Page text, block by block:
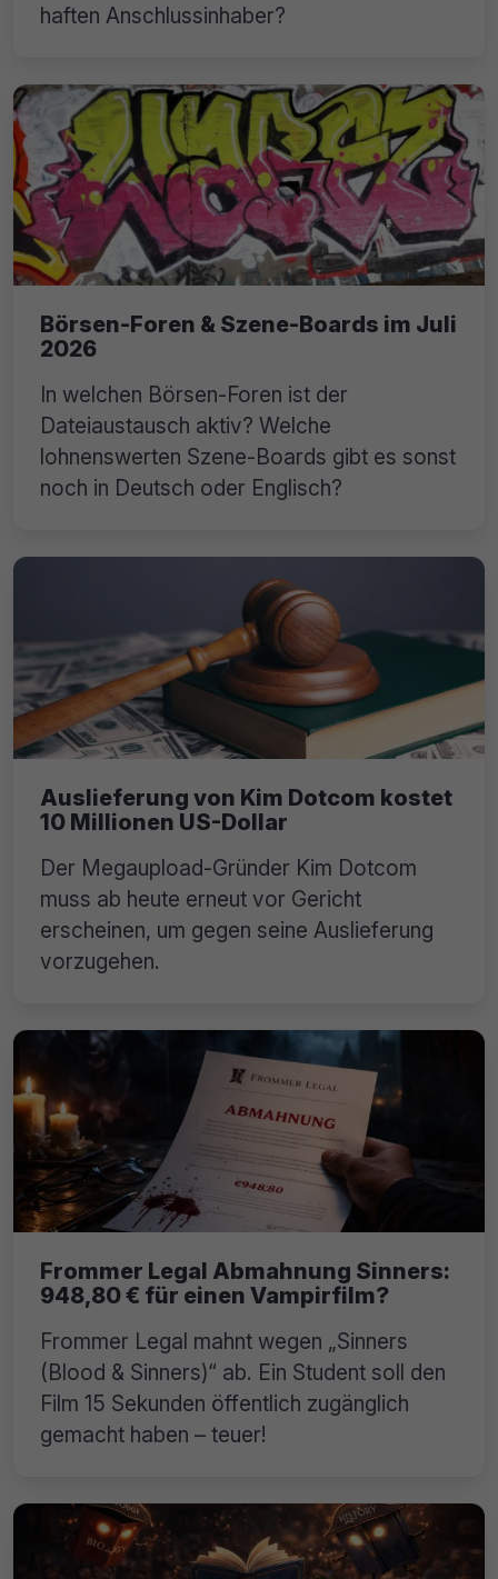
haften Anschlussinhaber?
Börsen-Foren & Szene-Boards im Juli
2026
In welchen Börsen-Foren ist der
Dateiaustausch aktiv? Welche
lohnenswerten Szene-Boards gibt es sonst
noch in Deutsch oder Englisch?
Auslieferung von Kim Dotcom kostet
10 Millionen US-Dollar
Der Megaupload-Gründer Kim Dotcom
muss ab heute erneut vor Gericht
erscheinen, um gegen seine Auslieferung
vorzugehen.
Frommer Legal Abmahnung Sinners:
948,80 € für einen Vampirfilm?
Frommer Legal mahnt wegen „Sinners
(Blood & Sinners)“ ab. Ein Student soll den
Film 15 Sekunden öffentlich zugänglich
gemacht haben – teuer!